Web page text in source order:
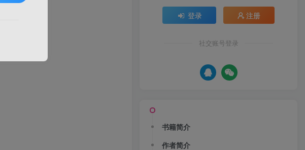
登录 注册
社交账号登录
书籍简介
作者简介